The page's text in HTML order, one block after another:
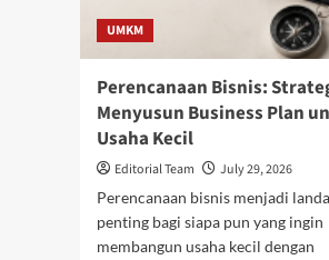
UMKM
Perencanaan Bisnis:
Menyusun Business Plan
Usaha Kecil
Editorial Team
July 29, 2026
Perencanaan bisnis menjadi
penting bagi siapa pun yang ingin
membangun usaha kecil dengan